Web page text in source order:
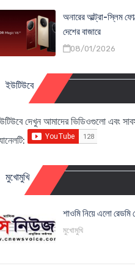
অনারের আল্ট্রা-স্লিম
দেশের বাজারে
08/01/2026
ইউটিউবে
দেখুন আমাদের ভিডিওগুলো এবং
মুখোমুখি
শাওমি নিয়ে এলো রেডমি
মুখোমুখি